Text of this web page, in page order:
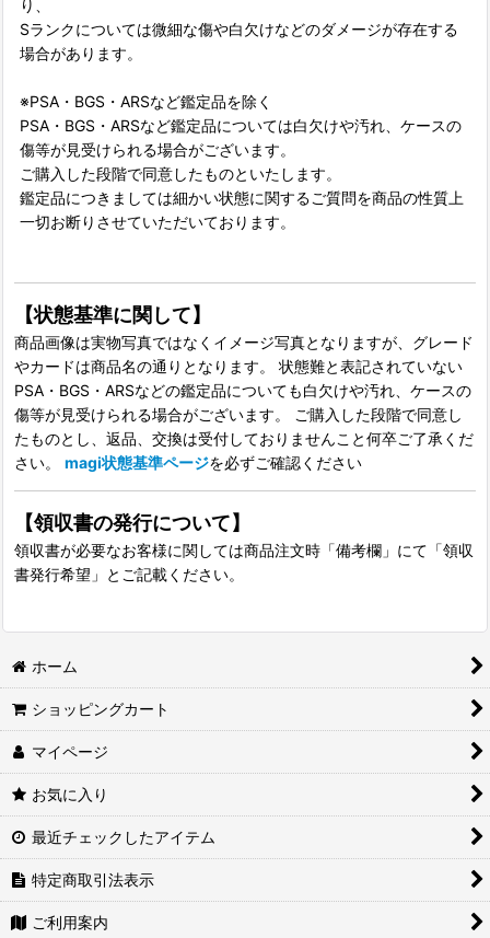
り、
Sランクについては微細な傷や白欠けなどのダメージが存在する
場合があります。
※PSA・BGS・ARSなど鑑定品を除く
PSA・BGS・ARSなど鑑定品については白欠けや汚れ、ケースの
傷等が見受けられる場合がございます。
ご購入した段階で同意したものといたします。
鑑定品につきましては細かい状態に関するご質問を商品の性質上
一切お断りさせていただいております。
【状態基準に関して】
商品画像は実物写真ではなくイメージ写真となりますが、グレード
やカードは商品名の通りとなります。 状態難と表記されていない
PSA・BGS・ARSなどの鑑定品についても白欠けや汚れ、ケースの
傷等が見受けられる場合がございます。 ご購入した段階で同意し
たものとし、返品、交換は受付しておりませんこと何卒ご了承くだ
さい。 magi状態基準ページを必ずご確認ください
【領収書の発行について】
領収書が必要なお客様に関しては商品注文時「備考欄」にて「領収
書発行希望」とご記載ください。
ホーム
ショッピングカート
マイページ
お気に入り
最近チェックしたアイテム
特定商取引法表示
ご利用案内